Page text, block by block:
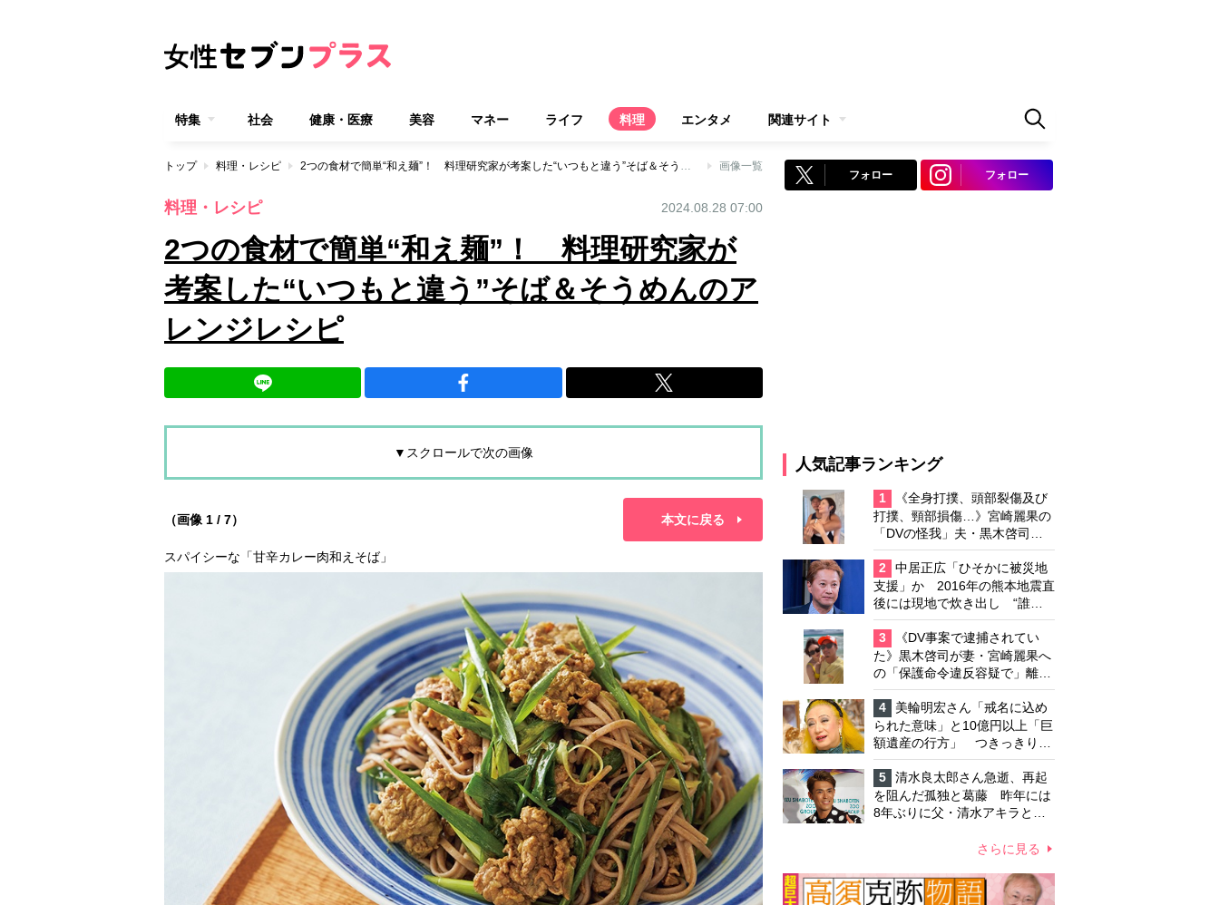
特集 社会 健康・医療 美容 マネー ライフ 料理 エンタメ 関連サイト
トップ 料理・レシピ 2つの食材で簡単“和え麺”！ 料理研究家が考案した“いつもと違う”そば＆そうめんのアレンジレシピ 画像一覧
料理・レシピ 2024.08.28 07:00
2つの食材で簡単“和え麺”！ 料理研究家が
考案した“いつもと違う”そば＆そうめんのア
レンジレシピ
▼スクロールで次の画像
（画像 1 / 7） 本文に戻る
スパイシーな「甘辛カレー肉和えそば」
フォロー フォロー
人気記事ランキング
1
《全身打撲、頭部裂傷及び
打撲、頸部損傷…》宮崎麗果の
「DVの怪我」夫・黒木啓司の
逮捕で始まる「夫婦の闘争」
2
中居正広「ひそかに被災地
支援」か 2016年の熊本地震直
後には現地で炊き出し “誰に
も知られなくて良い”と、むし
ろ強まる福祉活動への思い
3
《DV事案で逮捕されてい
た》黒木啓司が妻・宮崎麗果へ
の「保護命令違反容疑で」離婚
協議は「第二ステージ」へ
4
美輪明宏さん「戒名に込め
られた意味」と10億円以上「巨
額遺産の行方」 つきっきりで
私生活をサポートしていた元俳
優が相続か
5
清水良太郎さん急逝、再起
を阻んだ孤独と葛藤 昨年には
8年ぶりに父・清水アキラと共
ていたが…周囲が懸念していた
さらに見る